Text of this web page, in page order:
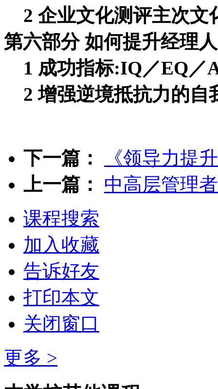
2 企业文化测评主次文
第六部分 如何提升经理
1 成功指标:IQ／EQ／
2 增强逆境抵抗力的自
下一篇：
《领导力提
上一篇：
中高层管理
课程搜索
加入收藏
告诉好友
打印本文
关闭窗口
更多 >